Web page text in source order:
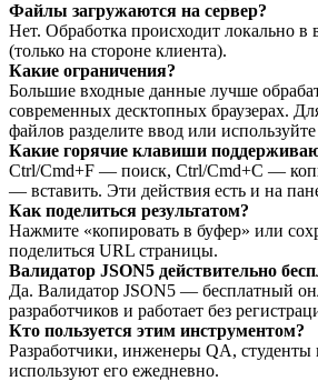
Файлы загружаются на сервер?
Нет. Обработка происходит локально в
(только на стороне клиента).
Какие ограничения?
Большие входные данные лучше
современных десктопных браузерах.
файлов разделите ввод или
Какие горячие клавиши
Ctrl/Cmd+F — поиск, Ctrl/Cmd+C —
— вставить. Эти действия есть и на
Как поделиться результатом?
Нажмите «копировать в буфер» или
поделиться URL страницы.
Валидатор JSON5 действительно
Да. Валидатор JSON5 — бесплатный
разработчиков и работает без
Кто пользуется этим инструментом?
Разработчики, инженеры QA,
используют его ежедневно.